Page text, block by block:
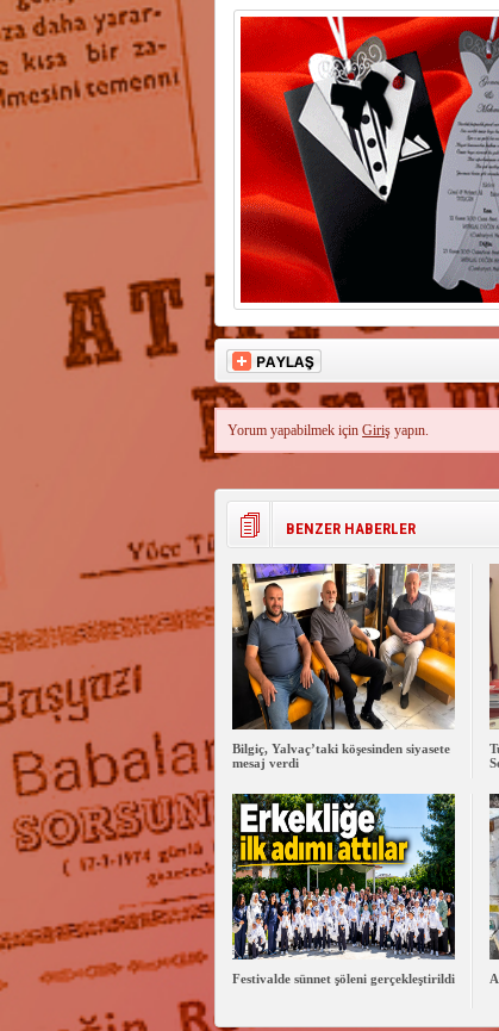
Yorum yapabilmek içinGiriş yapın.
BENZER HABERLER
Bilgiç, Yalvaç’taki köşesinden siyasete
mesaj verdi
Festivalde sünnet şöleni gerçekleştirildi